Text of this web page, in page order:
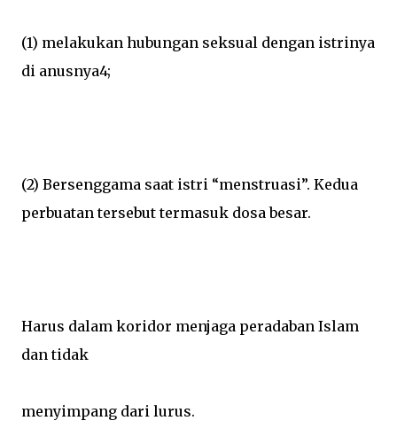
(1) melakukan hubungan seksual dengan istrinya
di anusnya4;
(2) Bersenggama saat istri “menstruasi”. Kedua
perbuatan tersebut termasuk dosa besar.
Harus dalam koridor menjaga peradaban Islam
dan tidak
menyimpang dari lurus.